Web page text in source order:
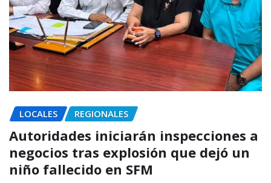
LOCALES REGIONALES
Autoridades iniciarán inspecciones a
negocios tras explosión que dejó un
niño fallecido en SFM